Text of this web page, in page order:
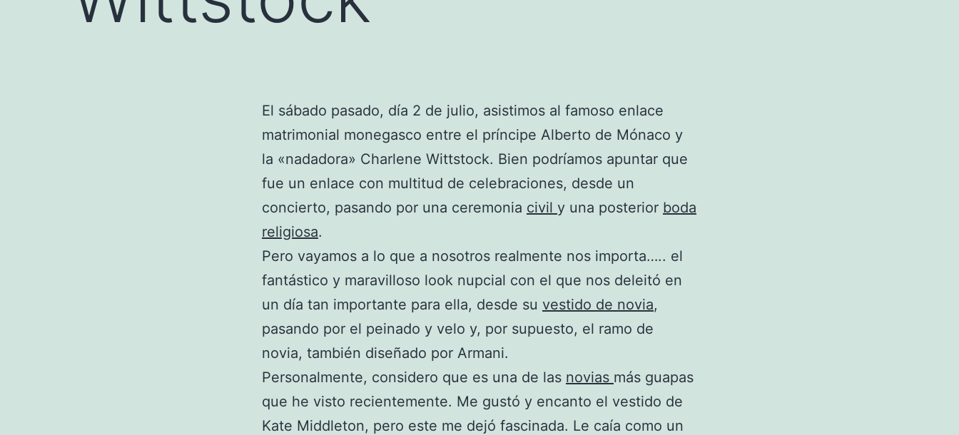
El sábado pasado, día 2 de julio, asistimos al famoso enlace
matrimonial monegasco entre el príncipe Alberto de Mónaco y
la «nadadora» Charlene Wittstock. Bien podríamos apuntar que
fue un enlace con multitud de celebraciones, desde un
concierto, pasando por una ceremonia civil y una posterior boda
religiosa.
Pero vayamos a lo que a nosotros realmente nos importa….. el
fantástico y maravilloso look nupcial con el que nos deleitó en
un día tan importante para ella, desde su vestido de novia,
pasando por el peinado y velo y, por supuesto, el ramo de
novia, también diseñado por Armani.
Personalmente, considero que es una de las novias más guapas
que he visto recientemente. Me gustó y encanto el vestido de
Kate Middleton, pero este me dejó fascinada. Le caía como un